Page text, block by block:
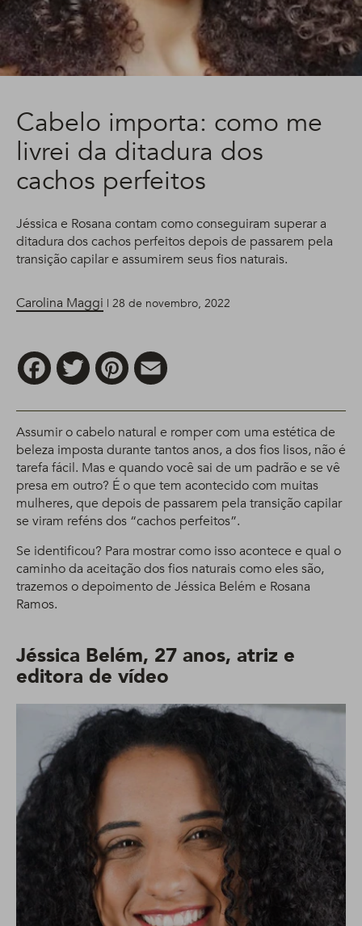
Cabelo importa: como me
livrei da ditadura dos
cachos perfeitos
Jéssica e Rosana contam como conseguiram superar a
ditadura dos cachos perfeitos depois de passarem pela
transição capilar e assumirem seus fios naturais.
Carolina Maggi | 28 de novembro, 2022
FacebookTwitter Pinterest
Assumir o cabelo natural e romper com uma estética de
beleza imposta durante tantos anos, a dos fios lisos, não é
tarefa fácil. Mas e quando você sai de um padrão e se vê
presa em outro? É o que tem acontecido com muitas
mulheres, que depois de passarem pela transição capilar
se viram reféns dos “cachos perfeitos”.
Se identificou? Para mostrar como isso acontece e qual o
caminho da aceitação dos fios naturais como eles são,
trazemos o depoimento de Jéssica Belém e Rosana
Ramos.
Jéssica Belém, 27 anos, atriz e
editora de vídeo